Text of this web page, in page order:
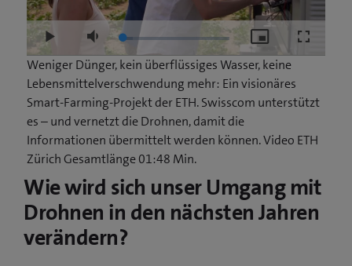
Play Mute Loaded:
9.23%
Picture-
in-
Picture
Weniger Dünger, kein überflüssiges Wasser, keine
Lebensmittelverschwendung mehr: Ein visionäres
Smart-Farming-Projekt der ETH. Swisscom unterstützt
es – und vernetzt die Drohnen, damit die
Informationen übermittelt werden können. Video ETH
Zürich Gesamtlänge 01:48 Min.
Wie wird sich unser Umgang mit
Drohnen in den nächsten Jahren
verändern?